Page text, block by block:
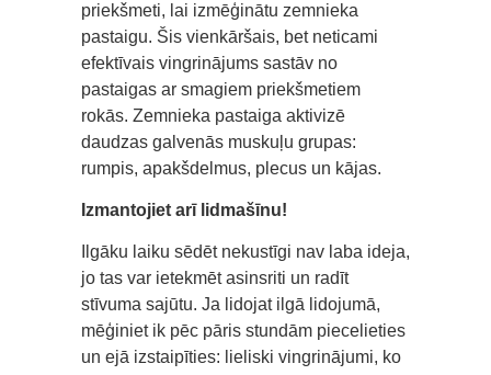
priekšmeti, lai izmēģinātu zemnieka
pastaigu. Šis vienkāršais, bet neticami
efektīvais vingrinājums sastāv no
pastaigas ar smagiem priekšmetiem
rokās. Zemnieka pastaiga aktivizē
daudzas galvenās muskuļu grupas:
rumpis, apakšdelmus, plecus un kājas.
Izmantojiet arī lidmašīnu!
Ilgāku laiku sēdēt nekustīgi nav laba ideja,
jo tas var ietekmēt asinsriti un radīt
stīvuma sajūtu. Ja lidojat ilgā lidojumā,
mēģiniet ik pēc pāris stundām piecelieties
un ejā izstaipīties: lieliski vingrinājumi, ko